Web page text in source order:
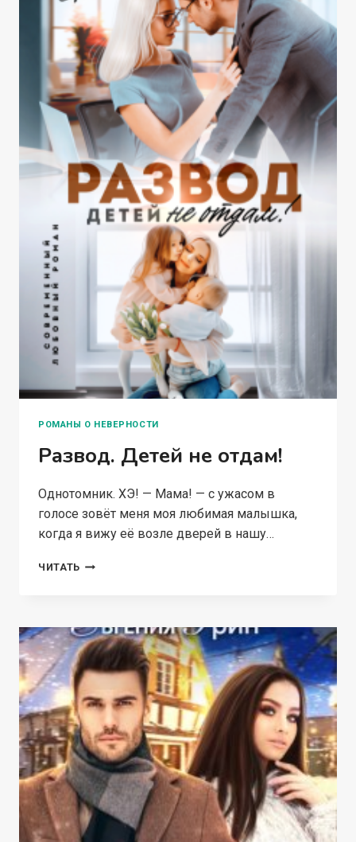
РОМАНЫ О НЕВЕРНОСТИ
Развод. Детей не отдам!
Однотомник. ХЭ! — Мама! — с ужасом в
голосе зовёт меня моя любимая малышка,
когда я вижу её возле дверей в нашу…
ЧИТАТЬ РАЗВОД.